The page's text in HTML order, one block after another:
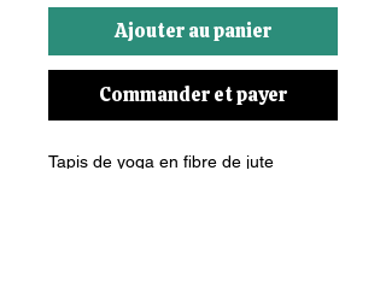
Ajouter au panier
Commander et payer
Tapis de yoga en fibre de jute